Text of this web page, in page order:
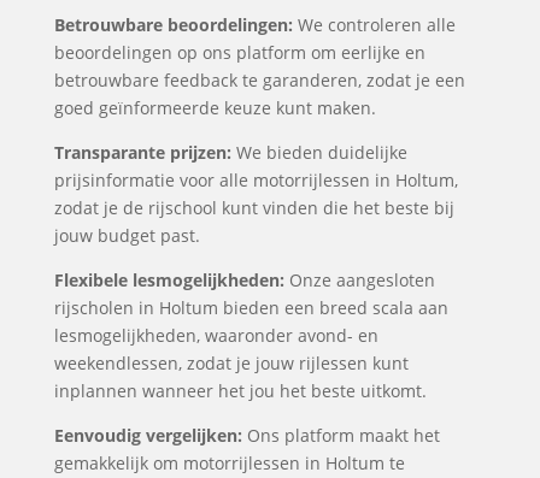
Betrouwbare beoordelingen: We controleren alle
beoordelingen op ons platform om eerlijke en
betrouwbare feedback te garanderen, zodat je een
goed geïnformeerde keuze kunt maken.
Transparante prijzen: We bieden duidelijke
prijsinformatie voor alle motorrijlessen in Holtum,
zodat je de rijschool kunt vinden die het beste bij
jouw budget past.
Flexibele lesmogelijkheden: Onze aangesloten
rijscholen in Holtum bieden een breed scala aan
lesmogelijkheden, waaronder avond- en
weekendlessen, zodat je jouw rijlessen kunt
inplannen wanneer het jou het beste uitkomt.
Eenvoudig vergelijken: Ons platform maakt het
gemakkelijk om motorrijlessen in Holtum te